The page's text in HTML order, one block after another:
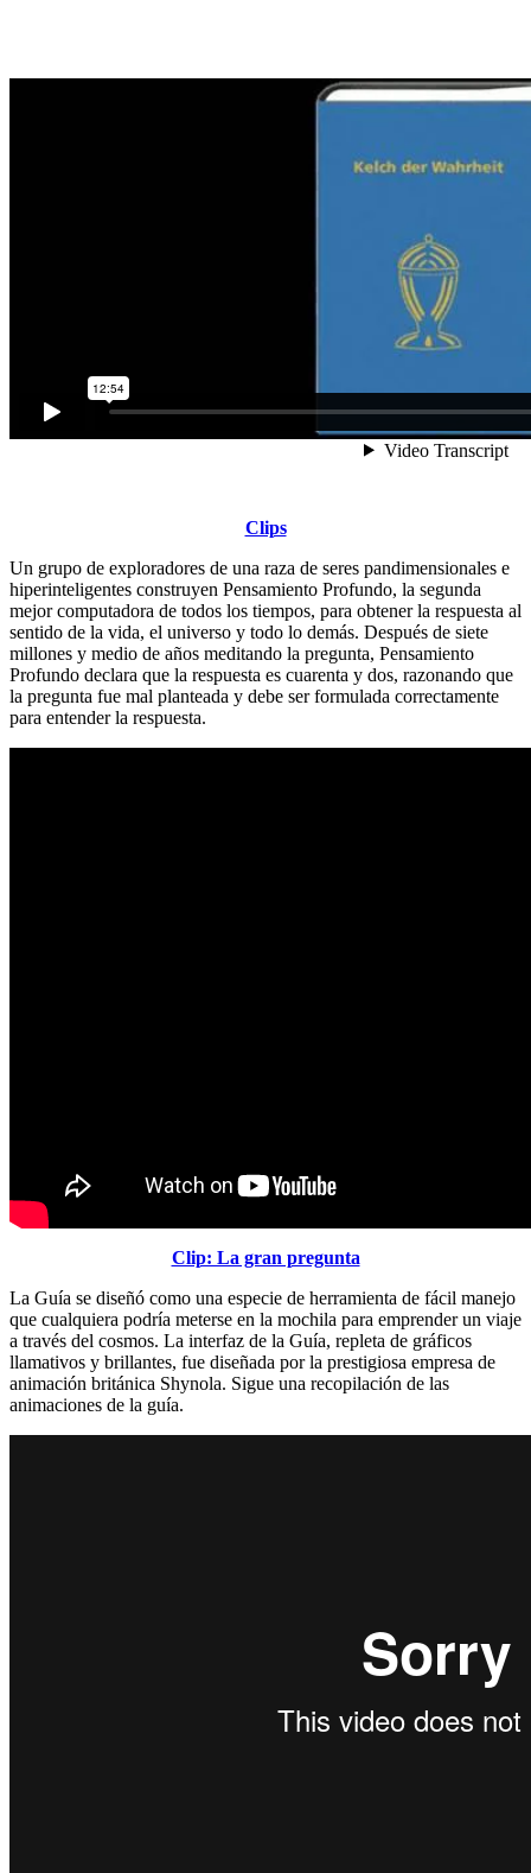
Clips
Un grupo de exploradores de una raza de seres pandimensionales e
hiperinteligentes construyen Pensamiento Profundo, la segunda
mejor computadora de todos los tiempos, para obtener la respuesta al
sentido de la vida, el universo y todo lo demás. Después de siete
millones y medio de años meditando la pregunta, Pensamiento
Profundo declara que la respuesta es cuarenta y dos, razonando que
la pregunta fue mal planteada y debe ser formulada correctamente
para entender la respuesta.
Clip: La gran pregunta
La Guía se diseñó como una especie de herramienta de fácil manejo
que cualquiera podría meterse en la mochila para emprender un viaje
a través del cosmos. La interfaz de la Guía, repleta de gráficos
llamativos y brillantes, fue diseñada por la prestigiosa empresa de
animación británica Shynola. Sigue una recopilación de las
animaciones de la guía.